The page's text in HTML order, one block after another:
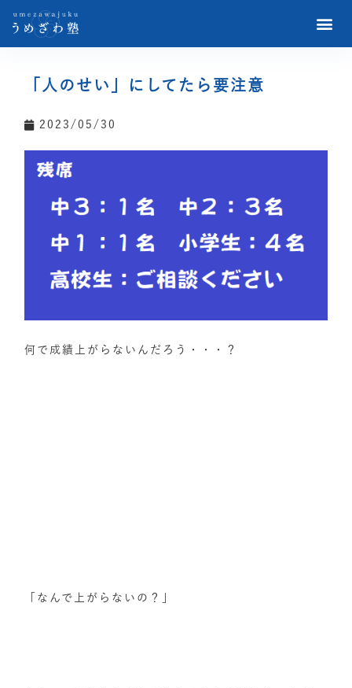
「人のせい」にしてたら要注意
2023/05/30
何で成績上がらないんだろう・・・？
「なんで上がらないの？」